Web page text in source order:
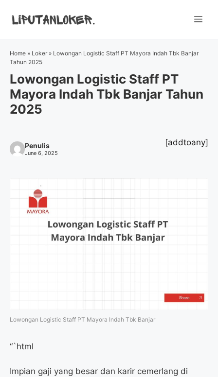
Home » Loker » Lowongan Logistic Staff PT Mayora Indah Tbk Banjar
Tahun 2025
Lowongan Logistic Staff PT
Mayora Indah Tbk Banjar Tahun
2025
Penulis
June 6, 2025
[addtoany]
Lowongan Logistic Staff PT Mayora Indah Tbk Banjar
“`html
Impian gaji yang besar dan karir cemerlang di